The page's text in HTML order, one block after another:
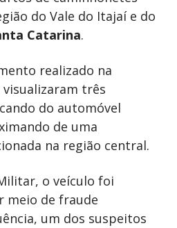
do Vale do Itajaí e do
Catarina.
realizado na
três
do automóvel
de uma
na região central.
o veículo foi
meio de fraude
um dos suspeitos